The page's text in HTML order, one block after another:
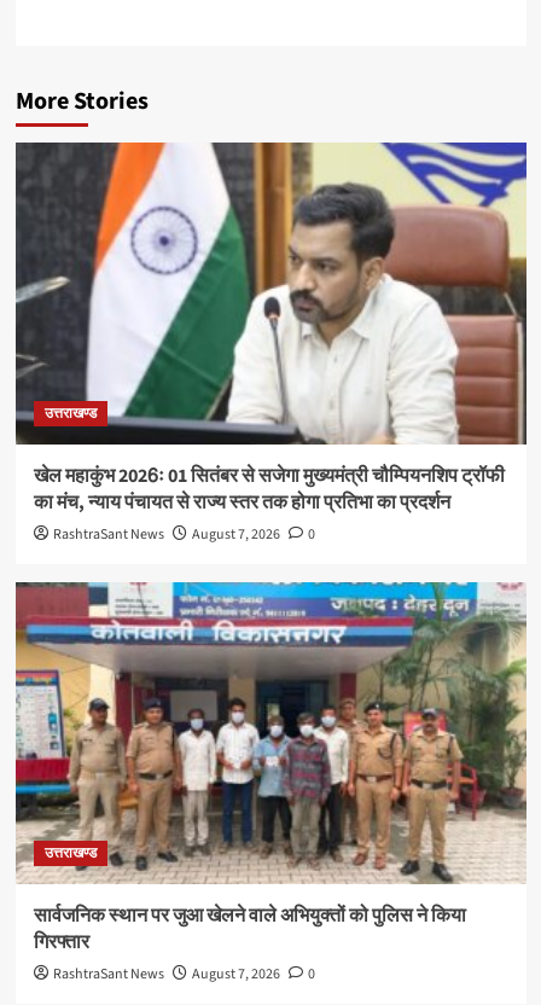
More Stories
उत्तराखण्ड
खेल महाकुंभ 2026ः 01 सितंबर से सजेगा मुख्यमंत्री चौम्पियनशिप ट्रॉफी
का मंच, न्याय पंचायत से राज्य स्तर तक होगा प्रतिभा का प्रदर्शन
RashtraSant News August 7, 2026 0
उत्तराखण्ड
सार्वजनिक स्थान पर जुआ खेलने वाले अभियुक्तों को पुलिस ने किया
गिरफ्तार
RashtraSant News August 7, 2026 0